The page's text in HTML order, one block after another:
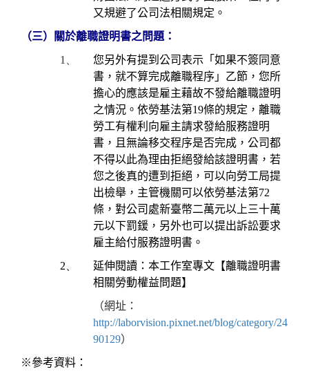
又規避了公司法相關規定。
（三）關於離職證明書之問題：
1、
您另外有提到公司表示「如果不簽同意
書，就不算完成離職程序」乙節，您所
擔心的應該是雇主藉故不發給離職證明
之情況。依勞基法第19條的規定，離職
勞工有權利向雇主請求發給服務證明
書，且無論移交程序是否完成，公司都
不得以此為理由拒絕發給該證明書，若
您之後真的遭到拒絕，可以向勞工局提
出檢舉，主管機關可以依勞基法第72
條，對公司處新臺幣二萬元以上三十萬
元以下罰鍰，另外也可以提出訴訟要求
雇主給付服務證明書。
2、
延伸閱讀：本工作室專文【離職證明書
相關勞動權益問題】
（網址：
http://laborvision.pixnet.net/blog/category/24
90129）
※參考資料：